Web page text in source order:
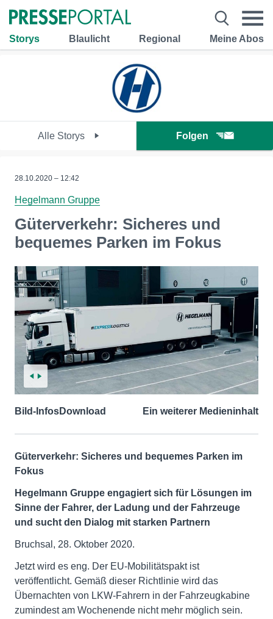
Storys Blaulicht Regional Meine Abos
Alle Storys Folgen
28.10.2020 – 12:42
Hegelmann Gruppe
Güterverkehr: Sicheres und
bequemes Parken im Fokus
Bild-InfosDownload Ein weiterer Medieninhalt
Güterverkehr: Sicheres und bequemes Parken im
Fokus
Hegelmann Gruppe engagiert sich für Lösungen im
Sinne der Fahrer, der Ladung und der Fahrzeuge
und sucht den Dialog mit starken Partnern
Bruchsal, 28. Oktober 2020.
Jetzt wird es eng. Der EU-Mobilitätspakt ist
veröffentlicht. Gemäß dieser Richtlinie wird das
Übernachten von LKW-Fahrern in der Fahrzeugkabine
zumindest am Wochenende nicht mehr möglich sein.